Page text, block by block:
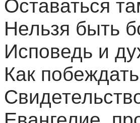
Оставаться
Нельзя быть
Исповедь и
Как